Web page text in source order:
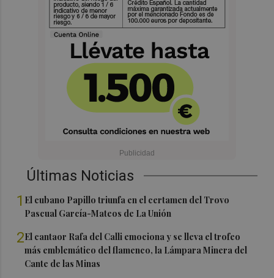
Últimas Noticias
1 El cubano Papillo triunfa en el certamen del Trovo
Pascual García-Mateos de La Unión
2El cantaor Rafa del Calli emociona y se lleva el trofeo
más emblemático del flamenco, la Lámpara Minera del
Cante de las Minas